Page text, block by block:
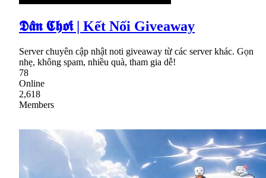
𝕯𝖆̂𝖓 𝕮𝖍𝖔̛𝖎 | Kết Nối Giveaway
Server chuyên cập nhật noti giveaway từ các server khác. Gọn
nhẹ, không spam, nhiều quà, tham gia dễ!
78
Online
2,618
Members